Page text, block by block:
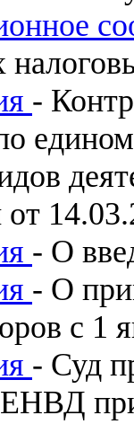
-
- О
- О
с 1
- Суд